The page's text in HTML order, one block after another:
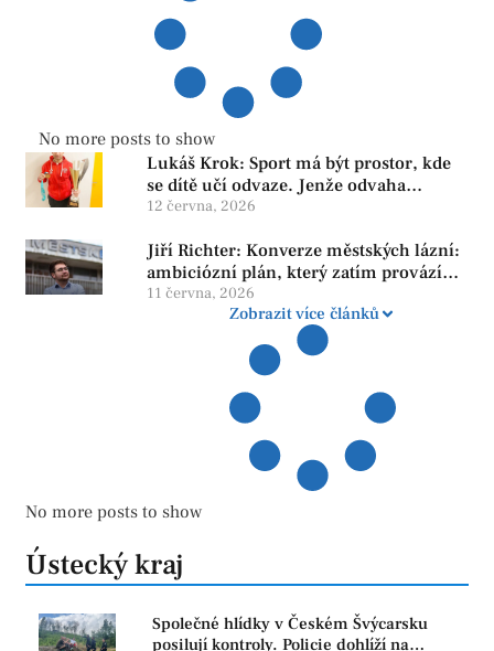
No more posts to show
Lukáš Krok: Sport má být prostor, kde
se dítě učí odvaze. Jenže odvaha
neroste tam, kde se bojí udělat chybu.
12 června, 2026
Jiří Richter: Konverze městských lázní:
ambiciózní plán, který zatím provází
více otazníků než jistot
11 června, 2026
Zobrazit více článků
No more posts to show
Ústecký kraj
Společné hlídky v Českém Švýcarsku
posilují kontroly. Policie dohlíží na